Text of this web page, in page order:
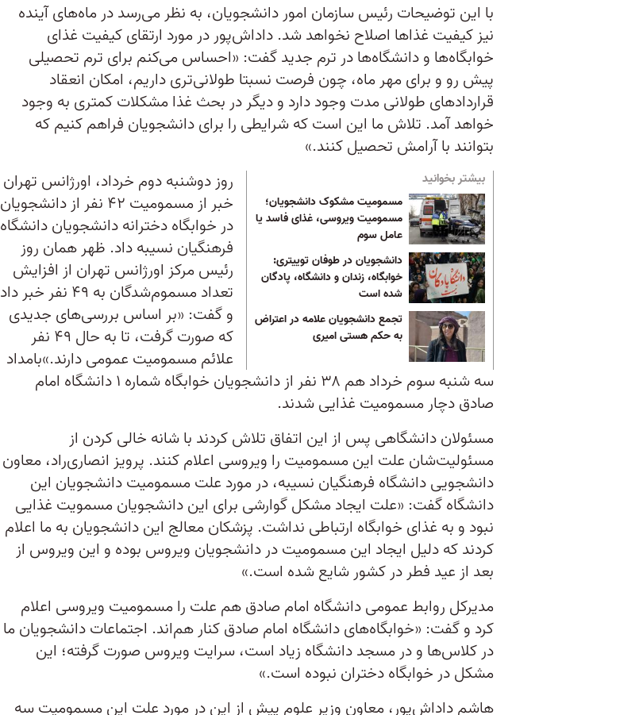
با این توضیحات رئیس سازمان امور دانشجویان، به نظر می‌رسد در ماه‌های آینده
نیز کیفیت غذاها اصلاح نخواهد شد. داداش‌پور در مورد ارتقای کیفیت غذای
خوابگاه‌ها و دانشگاه‌ها در ترم جدید گفت: «احساس می‌کنم برای ترم تحصیلی
پیش رو و برای مهر ماه، چون فرصت نسبتا طولانی‌تری داریم، امکان انعقاد
قراردادهای طولانی مدت وجود دارد و دیگر در بحث غذا مشکلات کمتری به وجود
خواهد آمد. تلاش ما این است که شرایطی را برای دانشجویان فراهم کنیم که
بتوانند با آرامش تحصیل کنند.»
بیشتر بخوانید
مسمومیت مشکوک دانشجویان؛
مسمومیت ویروسی، غذای فاسد یا
عامل سوم
دانشجویان در طوفان توییتری:
خوابگاه، زندان و دانشگاه، پادگان
شده است
تجمع دانشجویان علامه در اعتراض
به حکم هستی امیری
روز دوشنبه دوم خرداد، اورژانس تهران
خبر از مسمومیت ۴۲ نفر از دانشجویان
در خوابگاه دخترانه دانشجویان دانشگاه
فرهنگیان نسیبه داد. ظهر همان روز
رئیس مرکز اورژانس تهران از افزایش
تعداد مسموم‌شدگان به ۴۹ نفر خبر داد
و گفت: «بر اساس بررسی‌های جدیدی
که صورت گرفت، تا به حال ۴۹ نفر
علائم مسمومیت عمومی دارند.»بامداد
سه شنبه سوم خرداد هم ۳۸ نفر از دانشجویان خوابگاه شماره ۱ دانشگاه امام
صادق دچار مسمومیت غذایی شدند.
مسئولان دانشگاهی پس از این اتفاق تلاش کردند با شانه خالی کردن از
مسئولیت‌شان علت این مسمومیت را ویروسی اعلام کنند. پرویز انصاری‌راد، معاون
دانشجویی دانشگاه فرهنگیان نسیبه، در مورد علت مسمومیت دانشجویان این
دانشگاه گفت: «علت ایجاد مشکل گوارشی برای این دانشجویان مسمویت غذایی
نبود و به غذای خوابگاه ارتباطی نداشت. پزشکان معالج این دانشجویان به ما اعلام
کردند که دلیل ایجاد این مسمومیت در دانشجویان ویروس بوده و این ویروس از
بعد از عید فطر در کشور شایع شده است.»
مدیرکل روابط عمومی دانشگاه امام صادق هم علت را مسمومیت ویروسی اعلام
کرد و گفت: «خوابگاه‌های دانشگاه امام صادق کنار هم‌اند. اجتماعات دانشجویان ما
در کلاس‌ها و در مسجد دانشگاه زیاد است،‌ سرایت ویروس صورت گرفته؛ این
مشکل در خوابگاه‌ دختران نبوده است.»
هاشم داداش‌پور، معاون وزیر علوم پیش از این در مورد علت این مسمومیت سه